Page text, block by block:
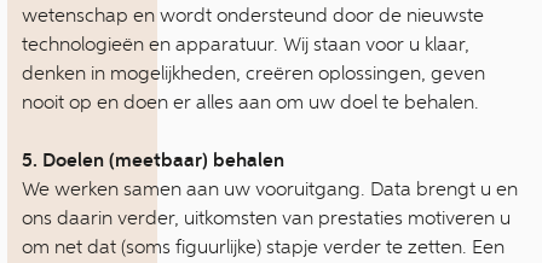
wetenschap en wordt ondersteund door de nieuwste
technologieën en apparatuur. Wij staan voor u klaar,
denken in mogelijkheden, creëren oplossingen, geven
nooit op en doen er alles aan om uw doel te behalen.
5. Doelen (meetbaar) behalen
We werken samen aan uw vooruitgang. Data brengt u en
ons daarin verder, uitkomsten van prestaties motiveren u
om net dat (soms figuurlijke) stapje verder te zetten. Een